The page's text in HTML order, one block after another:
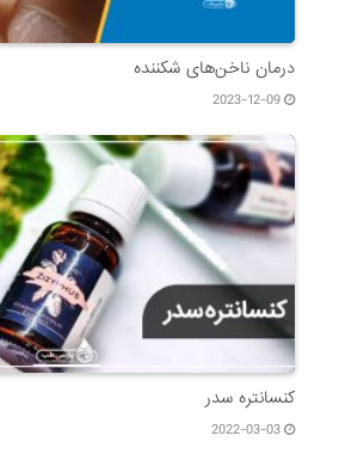
درمان ناخن‌های شکننده
2023-12-09
کنسانتره سدر
2022-03-03